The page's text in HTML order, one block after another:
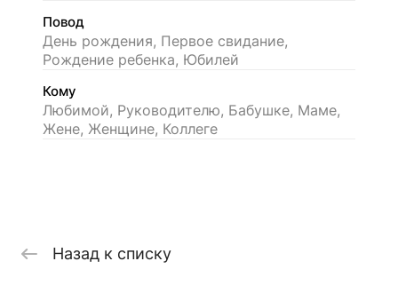
Повод
День рождения, Первое свидание,
Рождение ребенка, Юбилей
Кому
Любимой, Руководителю, Бабушке, Маме,
Жене, Женщине, Коллеге
Назад к списку